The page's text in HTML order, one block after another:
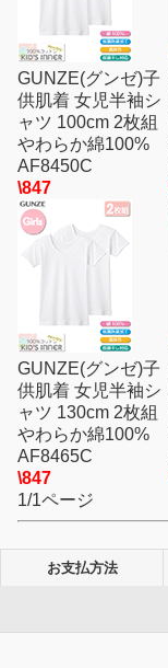
GUNZE(グンゼ)子
供肌着 女児半袖シ
ャツ 100cm 2枚組
やわらか綿100%
AF8450C
\847
GUNZE(グンゼ)子
供肌着 女児半袖シ
ャツ 130cm 2枚組
やわらか綿100%
AF8465C
\847
1/1ページ
お支払方法